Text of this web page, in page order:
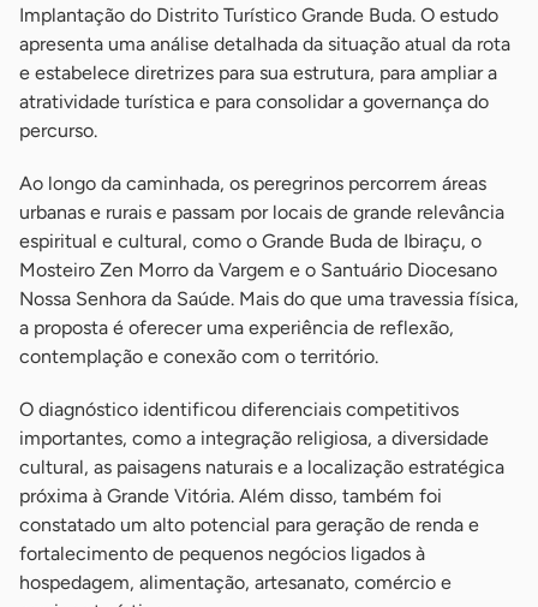
Implantação do Distrito Turístico Grande Buda. O estudo
apresenta uma análise detalhada da situação atual da rota
e estabelece diretrizes para sua estrutura, para ampliar a
atratividade turística e para consolidar a governança do
percurso.
Ao longo da caminhada, os peregrinos percorrem áreas
urbanas e rurais e passam por locais de grande relevância
espiritual e cultural, como o Grande Buda de Ibiraçu, o
Mosteiro Zen Morro da Vargem e o Santuário Diocesano
Nossa Senhora da Saúde. Mais do que uma travessia física,
a proposta é oferecer uma experiência de reflexão,
contemplação e conexão com o território.
O diagnóstico identificou diferenciais competitivos
importantes, como a integração religiosa, a diversidade
cultural, as paisagens naturais e a localização estratégica
próxima à Grande Vitória. Além disso, também foi
constatado um alto potencial para geração de renda e
fortalecimento de pequenos negócios ligados à
hospedagem, alimentação, artesanato, comércio e